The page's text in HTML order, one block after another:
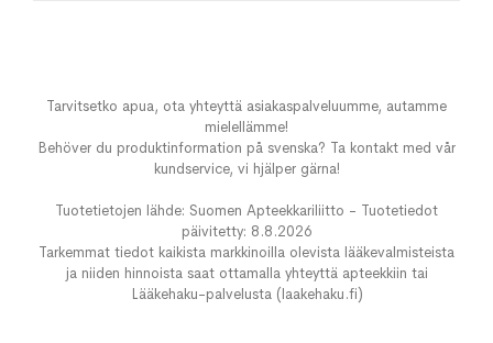
Tarvitsetko apua, ota yhteyttä asiakaspalveluumme, autamme
mielellämme!
Behöver du produktinformation på svenska? Ta kontakt med vår
kundservice, vi hjälper gärna!
Tuotetietojen lähde: Suomen Apteekkariliitto - Tuotetiedot
päivitetty: 8.8.2026
Tarkemmat tiedot kaikista markkinoilla olevista lääkevalmisteista
ja niiden hinnoista saat ottamalla yhteyttä apteekkiin tai
Lääkehaku-palvelusta (laakehaku.fi)